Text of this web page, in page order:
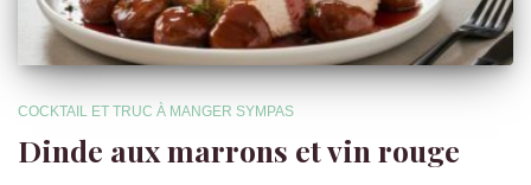
COCKTAIL ET TRUC À MANGER SYMPAS
Dinde aux marrons et vin rouge